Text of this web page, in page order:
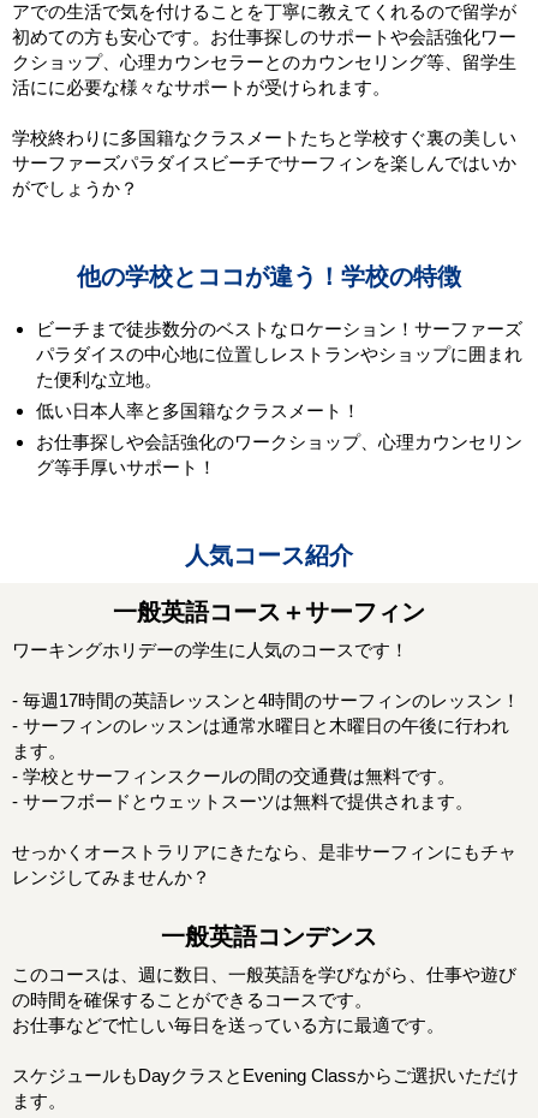
アでの生活で気を付けることを丁寧に教えてくれるので留学が
初めての方も安心です。お仕事探しのサポートや会話強化ワー
クショップ、心理カウンセラーとのカウンセリング等、留学生
活にに必要な様々なサポートが受けられます。
学校終わりに多国籍なクラスメートたちと学校すぐ裏の美しい
サーファーズパラダイスビーチでサーフィンを楽しんではいか
がでしょうか？
他の学校とココが違う！学校の特徴
ビーチまで徒歩数分のベストなロケーション！サーファーズ
パラダイスの中心地に位置しレストランやショップに囲まれ
た便利な立地。
低い日本人率と多国籍なクラスメート！
お仕事探しや会話強化のワークショップ、心理カウンセリン
グ等手厚いサポート！
人気コース紹介
一般英語コース＋サーフィン
ワーキングホリデーの学生に人気のコースです！
- 毎週17時間の英語レッスンと4時間のサーフィンのレッスン！
- サーフィンのレッスンは通常水曜日と木曜日の午後に行われ
ます。
- 学校とサーフィンスクールの間の交通費は無料です。
- サーフボードとウェットスーツは無料で提供されます。
せっかくオーストラリアにきたなら、是非サーフィンにもチャ
レンジしてみませんか？
一般英語コンデンス
このコースは、週に数日、一般英語を学びながら、仕事や遊び
の時間を確保することができるコースです。
お仕事などで忙しい毎日を送っている方に最適です。
スケジュールもDayクラスとEvening Classからご選択いただけ
ます。